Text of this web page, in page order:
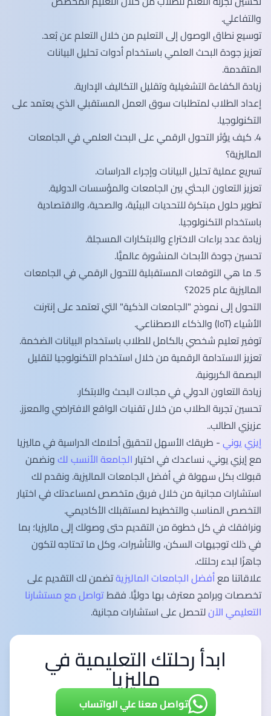
والتفاعلي.
توسيع نطاق الوصول إلى التعليم من خلال التعلم عن بُعد.
تعزيز جودة البحث العلمي باستخدام أدوات تحليل البيانات
المتقدمة.
زيادة الكفاءة التشغيلية وتقليل التكاليف الإدارية.
إعداد الطلاب لمتطلبات سوق العمل المستقبلي الذي يعتمد على
التكنولوجيا.
4. كيف يؤثر التحول الرقمي على البحث العلمي في الجامعات
الماليزية؟
تسريع عملية تحليل البيانات وإجراء الدراسات.
تعزيز التعاون البحثي بين الجامعات والمؤسسات الدولية.
تطوير حلول مبتكرة للتحديات البيئية، والصحية، والاقتصادية
باستخدام التكنولوجيا.
زيادة عدد براءات الاختراع والابتكارات المسجلة.
تحسين جودة الأبحاث المنشورة عالميًّا.
5. ما هي التوقعات المستقبلية للتحول الرقمي في الجامعات
الماليزية عام 2025؟
التحول إلى نموذج "الجامعات الذكية" التي تعتمد على إنترنت
الأشياء (IoT) والذكاء الاصطناعي.
توفير تعليم شخصي بالكامل للطلاب باستخدام البيانات الضخمة.
تعزيز الاستدامة الرقمية من خلال استخدام التكنولوجيا لتقليل
البصمة الكربونية.
زيادة التعاون الدولي في مجالات البحث والابتكار.
تحسين تجربة الطلاب من خلال تقنيات الواقع الافتراضي والمعزز.
عزيزي الطالب..
إيزي يوني- طريقك الأسهل لتحقيق أحلامك الدراسية في ماليزيا
مع إيزي يوني، نساعدك في اختيارالجامعة الأنسب لكونضمن
قبولك بكل سهولة في أفضل الجامعات الماليزية. ونقدم لك
استشارات مجانية من خلال فريق متخصص لمساعدتك في اختيار
التخصص المناسب والتخطيط لمستقبلك الأكاديمي.
ونرافقك في كل خطوة من التقديم حتى وصولك إلى ماليزيا؛ بما
في ذلك توجيهات السكن، والتأشيرات، وكل ما تحتاجه لتكون
جاهزًا لبدء رحلتك.
علاقاتنا معأفضل الجامعات الماليزيةتضمن لك التقديم على
تخصصات وبرامج معترف بها دوليًّا. فقطتواصل مع مستشارنا
التعليمي الآنلتحصل على استشارات مجانية.
ابدأ رحلتك التعليمية في
ماليزيا
تواصل معنا علي الواتساب